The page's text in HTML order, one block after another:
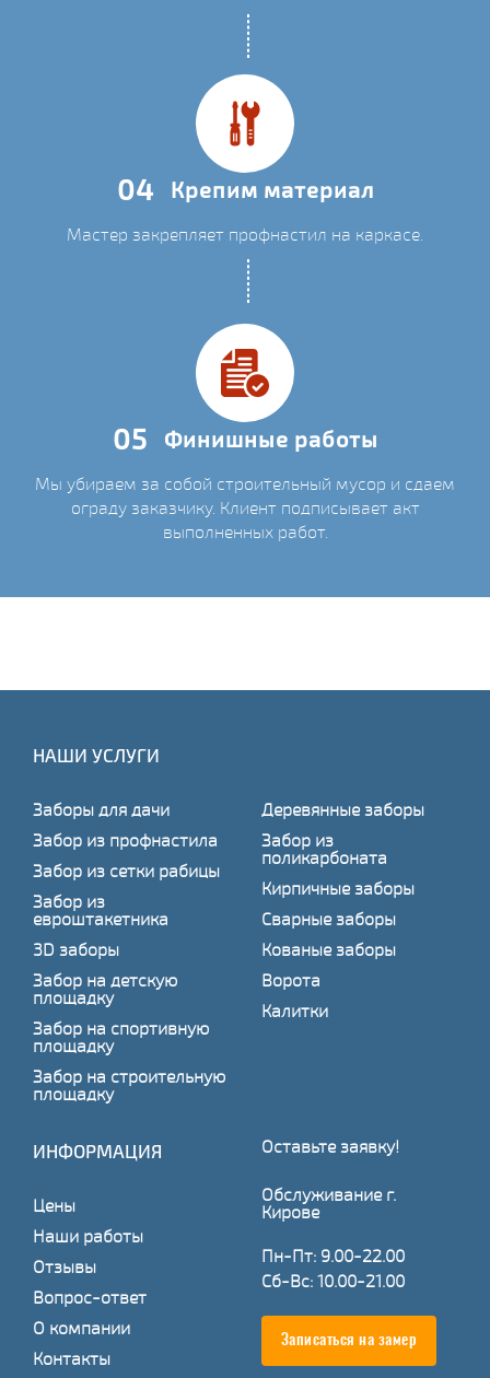
04 Крепим материал
Мастер закрепляет профнастил на каркасе.
05 Финишные работы
Мы убираем за собой строительный мусор и сдаем
ограду заказчику. Клиент подписывает акт
выполненных работ.
НАШИ УСЛУГИ
Заборы для дачи
Забор из профнастила
Забор из сетки рабицы
Забор из
евроштакетника
3D заборы
Забор на детскую
площадку
Забор на спортивную
площадку
Забор на строительную
площадку
Деревянные заборы
Забор из
поликарбоната
Кирпичные заборы
Сварные заборы
Кованые заборы
Ворота
Калитки
ИНФОРМАЦИЯ
Цены
Наши работы
Отзывы
Вопрос-ответ
О компании
Контакты
Оставьте заявку!
Обслуживание г.
Кирове
Пн-Пт: 9.00-22.00
Сб-Вс: 10.00-21.00
Записаться на замер